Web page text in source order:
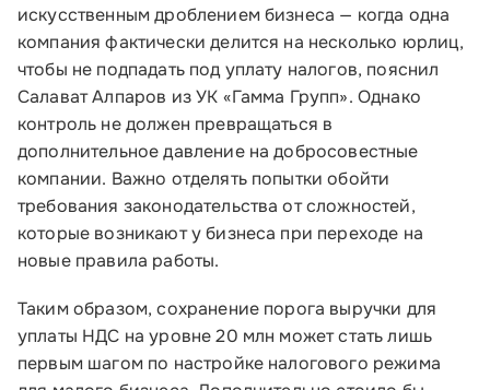
искусственным дроблением бизнеса — когда одна
компания фактически делится на несколько юрлиц,
чтобы не подпадать под уплату налогов, пояснил
Салават Алпаров из УК «Гамма Групп». Однако
контроль не должен превращаться в
дополнительное давление на добросовестные
компании. Важно отделять попытки обойти
требования законодательства от сложностей,
которые возникают у бизнеса при переходе на
новые правила работы.
Таким образом, сохранение порога выручки для
уплаты НДС на уровне 20 млн может стать лишь
первым шагом по настройке налогового режима